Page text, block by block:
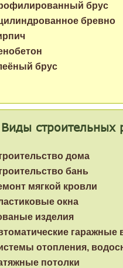
Виды строительных
дома
бань
мягкой кровли
окна
изделия
гаражные
отопления,
потолки
брус
бревно
брус